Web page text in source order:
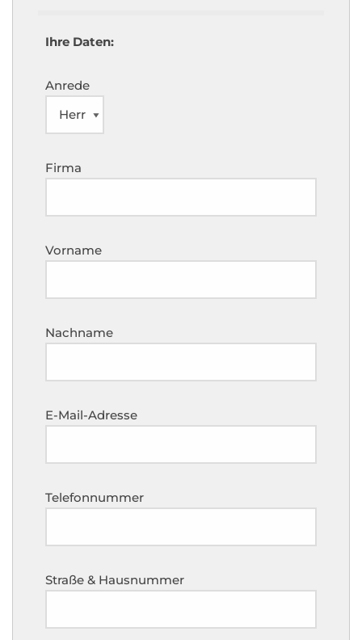
Ihre Daten:
Anrede
Firma
Vorname
Nachname
E-Mail-Adresse
Telefonnummer
Straße & Hausnummer